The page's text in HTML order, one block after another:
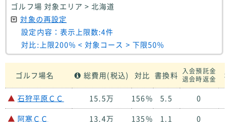
ゴルフ場 対象エリア > 北海道
対象の再設定
設定内容：表示上限数:4件
対比:上限200% < 対象コース > 下限50%
ゴルフ場名 総費用(税込) 対比 書換料 入会預託金
退会時返金
▲ 石狩平原ＣＣ 15.5万 156% 5.5 0
▲ 阿寒ＣＣ 13.4万 135% 1.1 0